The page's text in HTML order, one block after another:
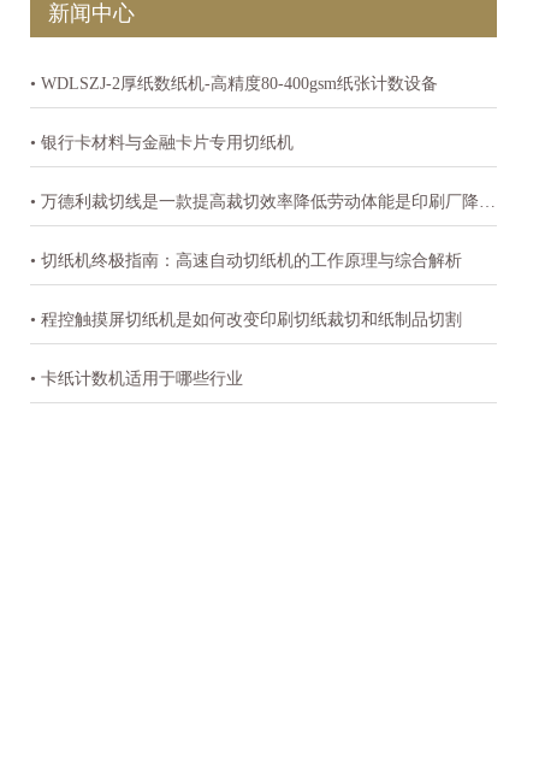
新闻中心
• WDLSZJ-2厚纸数纸机-高精度80-400gsm纸张计数设备
• 银行卡材料与金融卡片专用切纸机
• 万德利裁切线是一款提高裁切效率降低劳动体能是印刷厂降本增效的必备机器
• 切纸机终极指南：高速自动切纸机的工作原理与综合解析
• 程控触摸屏切纸机是如何改变印刷切纸裁切和纸制品切割
• 卡纸计数机适用于哪些行业